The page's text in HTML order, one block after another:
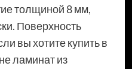
толщиной 8 мм,
Поверхность
вы хотите купить в
ламинат из